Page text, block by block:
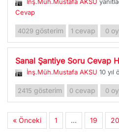
İnş.Müh.Mustafa AKSU
Cevap
4029 gösterim 1 cevap 0 oy
Sanal Şantiye Soru Cevap
İnş.Müh.Mustafa AKSU 10 yıl
2415 gösterim 0 cevap 0 oy
« Önceki 1 … 19 20